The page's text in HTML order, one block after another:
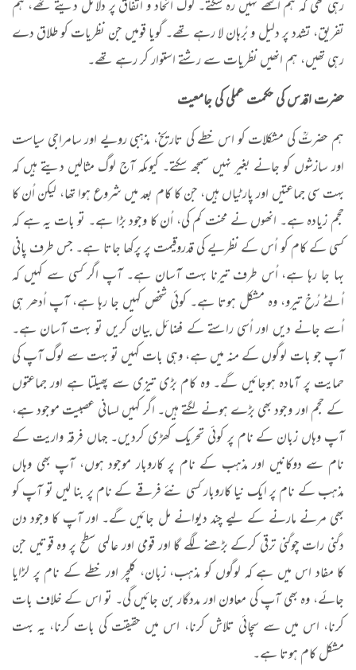
رہی تھی کہ ہم اکٹھے نہیں رہ سکتے۔ لوگ اتحاد و اتفاق پر دلائل دیتے تھے، ہم
تفریق، تشدد پر دلیل و بُرہان لا رہے تھے۔ گویا قومیں جن نظریات کو طلاق دے
رہی تھیں، ہم انھیں نظریات سے رشتے استوار کر رہے تھے۔
حضرت اقدس کی حکمت عملی کی جامعیت
ہم حضرتؒ کی مشکلات کو اس خطے کی تاریخ، مذہبی رویے اور سامراجی سیاست
اور سازشوں کو جانے بغیر نہیں سمجھ سکتے۔ کیوںکہ آج لوگ مثالیں دیتے ہیں کہ
بہت سی جماعتیں اور پارٹیاں ہیں، جن کا کام بعد میں شروع ہوا تھا، لیکن اُن کا
حجم زیادہ ہے۔ انھوں نے محنت کم کی، اُن کا وجود بڑا ہے۔ تو بات یہ ہے کہ
کسی کے کام کو اُس کے نظریے کی قدروقیمت پر پرکھا جاتا ہے۔ جس طرف پانی
بہا جا رہا ہے، اُس طرف تیرنا بہت آسان ہے۔ آپ اگر کسی سے کہیں کہ
اُلٹے رُخ تیرو، وہ مشکل ہوتا ہے۔ کوئی شخص کہیں جا رہا ہے، آپ اُدھر ہی
اُسے جانے دیں اور اُسی راستے کے فضائل بیان کریں تو بہت آسان ہے۔
آپ جو بات لوگوں کے منہ میں ہے، وہی بات کہیں تو بہت سے لوگ آپ کی
حمایت پر آمادہ ہوجائیں گے۔ وہ کام بڑی تیزی سے پھیلتا ہے اور جماعتوں
کے حجم اور وجود بھی بڑے ہونے لگتے ہیں۔ اگر کہیں لسانی عصبیت موجود ہے،
آپ وہاں زبان کے نام پر کوئی تحریک کھڑی کردیں۔ جہاں فرقہ واریت کے
نام سے دوکانیں اور مذہب کے نام پر کاروبار موجود ہوں، آپ بھی وہاں
مذہب کے نام پر ایک نیا کاروبار کسی نئے فرقے کے نام پر بنا لیں تو آپ کو
بھی مرنے مارنے کے لیے چند دیوانے مل جائیں گے۔ اور آپ کا وجود دن
دگنی رات چوگنی ترقی کرکے بڑھنے لگے گا اور قومی اور عالمی سطح پر وہ قوتیں جن
کا مفاد اس میں ہے کہ لوگوں کو مذہب، زبان، کلچر اور خطے کے نام پر لڑایا
جائے، وہ بھی آپ کی معاون اور مددگار بن جائیں گی۔ تو اس کے خلاف بات
کرنا، اس میں سے سچائی تلاش کرنا، اس میں حقیقت کی بات کرنا، یہ بہت
مشکل کام ہوتا ہے۔